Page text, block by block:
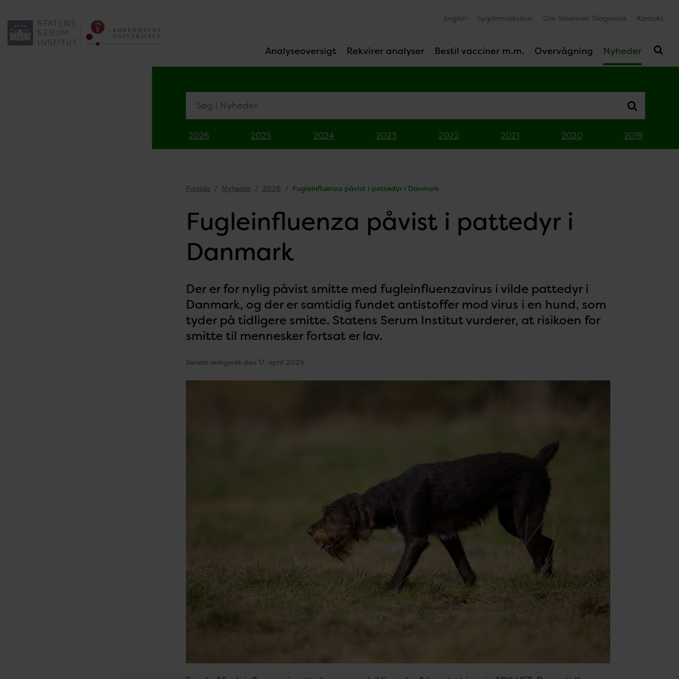
Analyseoversigt Rekvirer analyser Bestil vacciner m.m. Overvågning Nyheder
English Sygdomsleksikon Om Veterinær Diagnostik Kontakt
2026 2025 2024 2023 2022 2021 2020 2019
Forside Nyheder 2026 Fugleinfluenza påvist i pattedyr i Danmark
Fugleinfluenza påvist i pattedyr i
Danmark
Der er for nylig påvist smitte med fugleinfluenzavirus i vilde pattedyr i
Danmark, og der er samtidig fundet antistoffer mod virus i en hund, som
tyder på tidligere smitte. Statens Serum Institut vurderer, at risikoen for
smitte til mennesker fortsat er lav.
Senest redigeret den 17. april 2026